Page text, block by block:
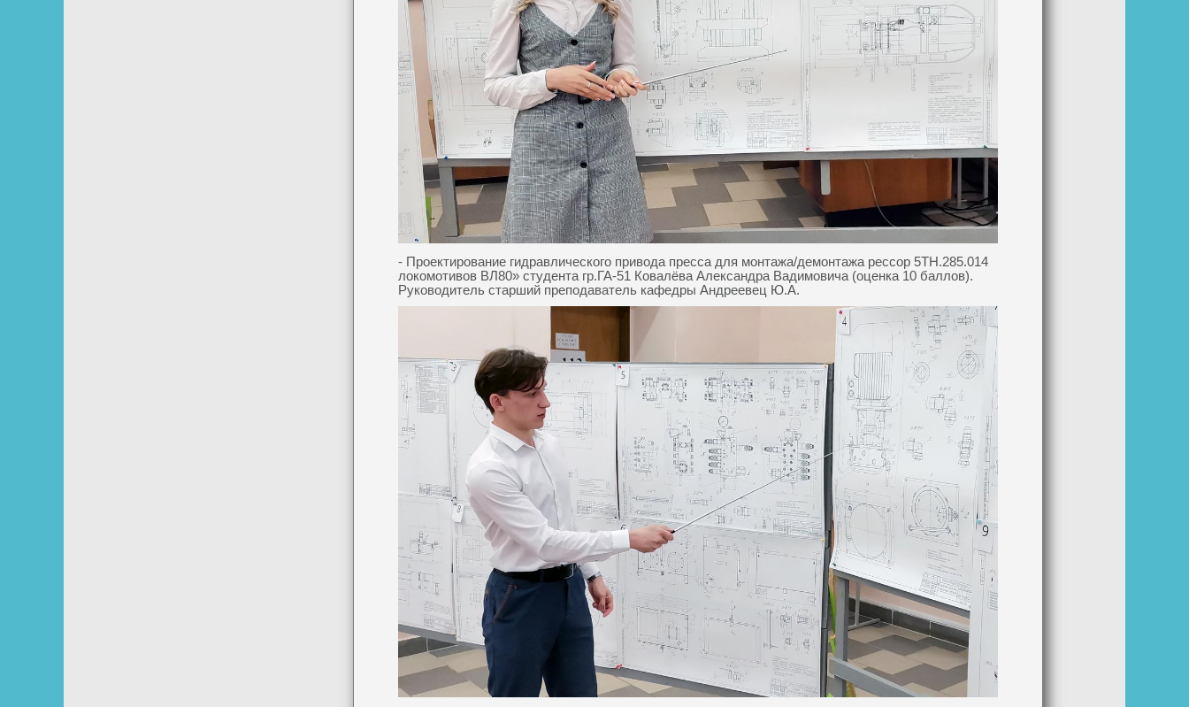
- Проектирование гидравлического привода пресса для монтажа/демонтажа рессор 5ТН.285.014
локомотивов ВЛ80» студента гр.ГА-51 Ковалёва Александра Вадимовича (оценка 10 баллов).
Руководитель старший преподаватель кафедры Андреевец Ю.А.